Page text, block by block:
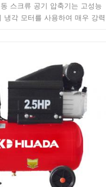
스크류 공기 압축기는 고성능
냉각 모터를 사용하여 매우 강력